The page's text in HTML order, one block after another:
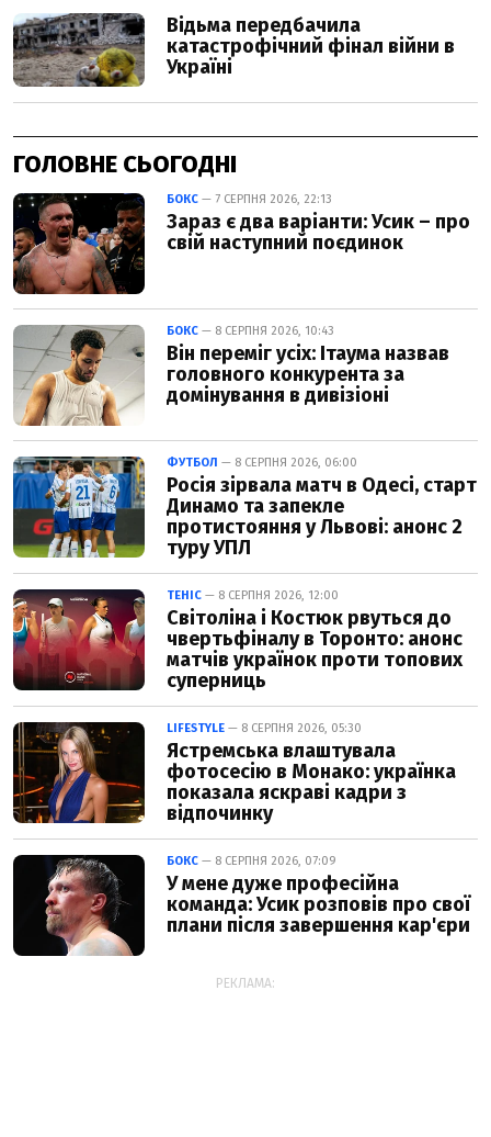
ГОЛОВНЕ СЬОГОДНІ
БОКС — 7 СЕРПНЯ 2026, 22:13
Зараз є два варіанти: Усик – про
свій наступний поєдинок
БОКС — 8 СЕРПНЯ 2026, 10:43
Він переміг усіх: Ітаума назвав
головного конкурента за
домінування в дивізіоні
ФУТБОЛ — 8 СЕРПНЯ 2026, 06:00
Росія зірвала матч в Одесі, старт
Динамо та запекле
протистояння у Львові: анонс 2
туру УПЛ
ТЕНІС — 8 СЕРПНЯ 2026, 12:00
Світоліна і Костюк рвуться до
чвертьфіналу в Торонто: анонс
матчів українок проти топових
суперниць
LIFESTYLE — 8 СЕРПНЯ 2026, 05:30
Ястремська влаштувала
фотосесію в Монако: українка
показала яскраві кадри з
відпочинку
БОКС — 8 СЕРПНЯ 2026, 07:09
У мене дуже професійна
команда: Усик розповів про свої
плани після завершення кар'єри
РЕКЛАМА: